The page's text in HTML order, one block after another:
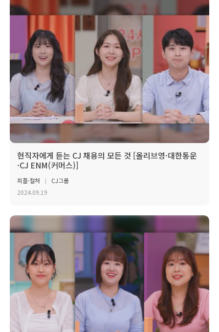
현직자에게 듣는 CJ 채용의 모든 것 [올리브영·대한통운
·CJ ENM(커머스)]
피플·컬처
CJ그룹
2024.09.19